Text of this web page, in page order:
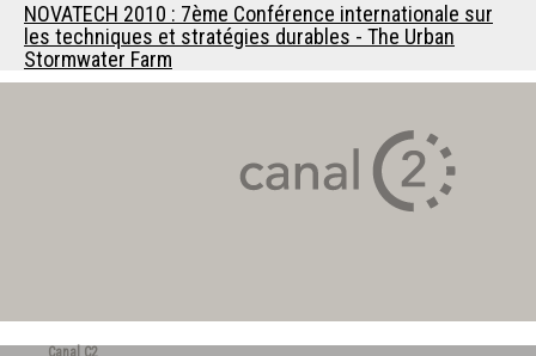
NOVATECH 2010 : 7ème Conférence internationale sur
les techniques et stratégies durables - The Urban
Stormwater Farm
Canal C2